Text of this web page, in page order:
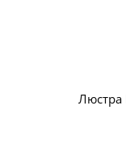
Люстра